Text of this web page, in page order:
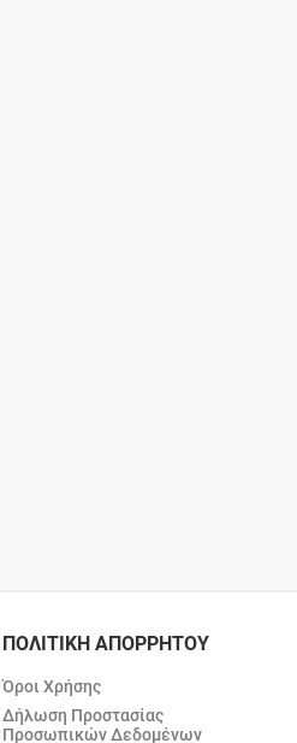
ΠΟΛΙΤΙΚΗ ΑΠΟΡΡΗΤΟΥ
Όροι Χρήσης
Δήλωση Προστασίας
Προσωπικών Δεδομένων